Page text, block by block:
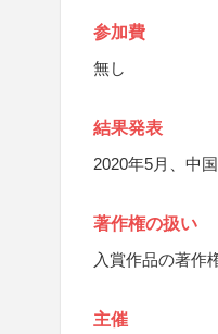
参加費
無し
結果発表
2020年5月、中
著作権の扱い
入賞作品の著作
主催